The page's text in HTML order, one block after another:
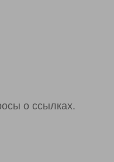
о ссылках.